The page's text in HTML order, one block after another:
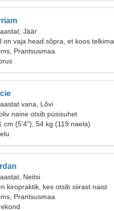
Jäär
on vaja head sõpra, et koos telkima
Prantsusmaa
vana, Lõvi
naine otsib püsisuhet
cm (5'4"), 54 kg (119 naela)
Neitsi
kiropraktik, kes otsib siirast naist
Prantsusmaa